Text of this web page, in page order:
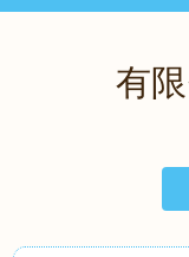
有